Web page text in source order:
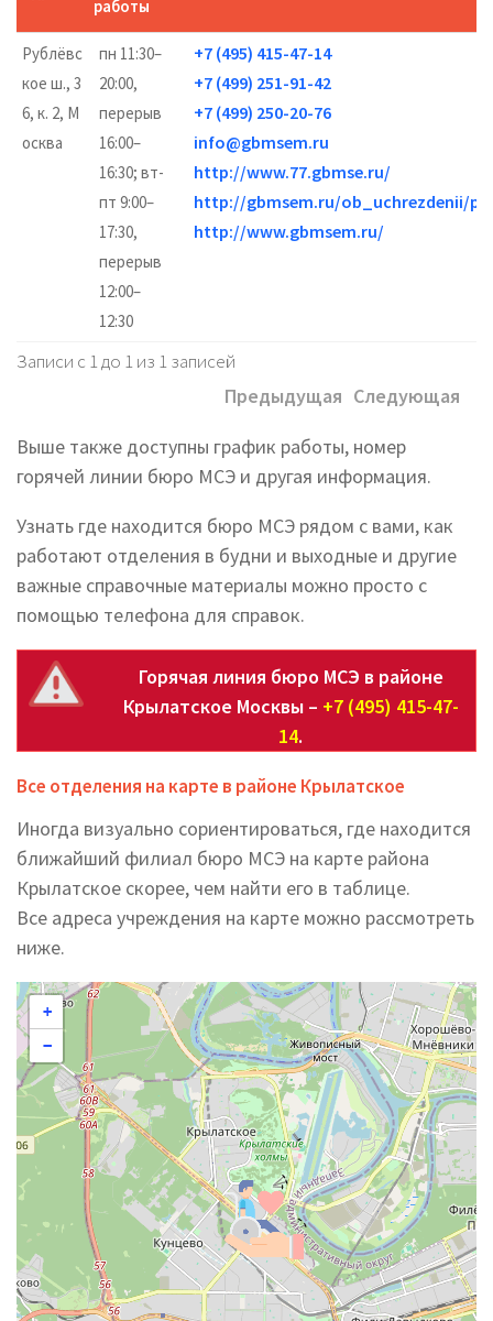
работы
Рублёвс
кое ш., 3
6, к. 2, М
осква
пн 11:30–
20:00,
перерыв
16:00–
16:30; вт-
пт 9:00–
17:30,
перерыв
12:00–
12:30
+7 (495) 415-47-14
+7 (499) 251-91-42
+7 (499) 250-20-76
info@gbmsem.ru
http://www.77.gbmse.ru/
http://gbmsem.ru/ob_uchrezdenii/
http://www.gbmsem.ru/
Записи с 1 до 1 из 1 записей
Предыдущая Следующая
Выше также доступны график работы, номер
горячей линии бюро МСЭ и другая информация.
Узнать где находится бюро МСЭ рядом с вами, как
работают отделения в будни и выходные и другие
важные справочные материалы можно просто с
помощью телефона для справок.
Горячая линия бюро МСЭ в районе
Крылатское Москвы – +7 (495) 415-47-
14.
Все отделения на карте в районе Крылатское
Иногда визуально сориентироваться, где находится
ближайший филиал бюро МСЭ на карте района
Крылатское скорее, чем найти его в таблице.
Все адреса учреждения на карте можно рассмотреть
ниже.
+
−